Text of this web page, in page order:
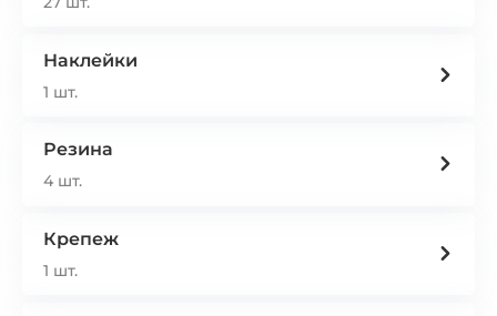
Наклейки
1 шт.
Резина
4 шт.
Крепеж
1 шт.